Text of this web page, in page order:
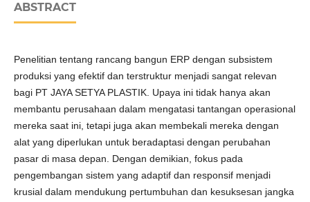
ABSTRACT
Penelitian tentang rancang bangun ERP dengan subsistem
produksi yang efektif dan terstruktur menjadi sangat relevan
bagi PT JAYA SETYA PLASTIK. Upaya ini tidak hanya akan
membantu perusahaan dalam mengatasi tantangan operasional
mereka saat ini, tetapi juga akan membekali mereka dengan
alat yang diperlukan untuk beradaptasi dengan perubahan
pasar di masa depan. Dengan demikian, fokus pada
pengembangan sistem yang adaptif dan responsif menjadi
krusial dalam mendukung pertumbuhan dan kesuksesan jangka